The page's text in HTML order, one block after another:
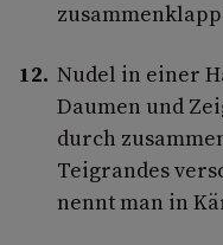
Nudel in einer
Daumen und
durch
Teigrandes
nennt man in